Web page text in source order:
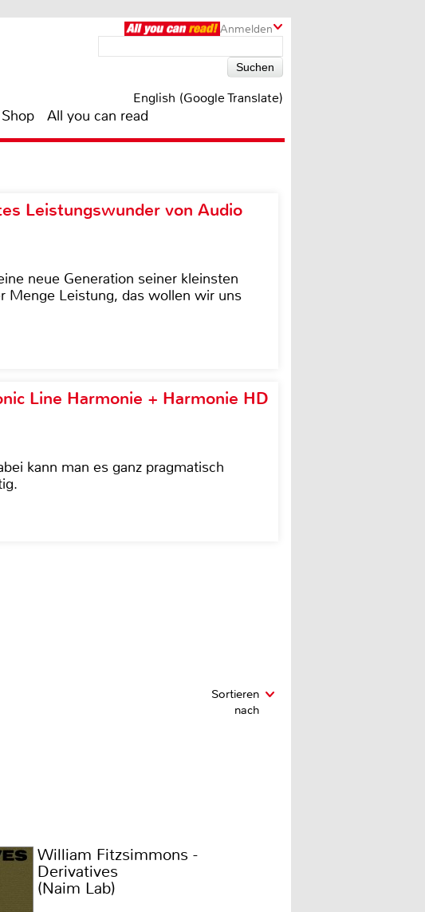
Anmelden
English (Google Translate)
Shop All you can read
Leistungswunder von Audio
neue Generation seiner kleinsten
Menge Leistung, das wollen wir uns
Line Harmonie + Harmonie HD
kann man es ganz pragmatisch
Sortieren
nach
William Fitzsimmons -
Derivatives
(Naim Lab)